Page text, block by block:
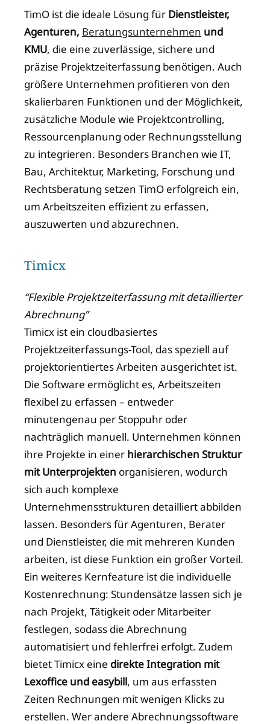
TimO ist die ideale Lösung für Dienstleister,
Agenturen, Beratungsunternehmen und
KMU, die eine zuverlässige, sichere und
präzise Projektzeiterfassung benötigen. Auch
größere Unternehmen profitieren von den
skalierbaren Funktionen und der Möglichkeit,
zusätzliche Module wie Projektcontrolling,
Ressourcenplanung oder Rechnungsstellung
zu integrieren. Besonders Branchen wie IT,
Bau, Architektur, Marketing, Forschung und
Rechtsberatung setzen TimO erfolgreich ein,
um Arbeitszeiten effizient zu erfassen,
auszuwerten und abzurechnen.
Timicx
“Flexible Projektzeiterfassung mit detaillierter
Abrechnung”
Timicx ist ein cloudbasiertes
Projektzeiterfassungs-Tool, das speziell auf
projektorientiertes Arbeiten ausgerichtet ist.
Die Software ermöglicht es, Arbeitszeiten
flexibel zu erfassen – entweder
minutengenau per Stoppuhr oder
nachträglich manuell. Unternehmen können
ihre Projekte in einer hierarchischen Struktur
mit Unterprojekten organisieren, wodurch
sich auch komplexe
Unternehmensstrukturen detailliert abbilden
lassen. Besonders für Agenturen, Berater
und Dienstleister, die mit mehreren Kunden
arbeiten, ist diese Funktion ein großer Vorteil.
Ein weiteres Kernfeature ist die individuelle
Kostenrechnung: Stundensätze lassen sich je
nach Projekt, Tätigkeit oder Mitarbeiter
festlegen, sodass die Abrechnung
automatisiert und fehlerfrei erfolgt. Zudem
bietet Timicx eine direkte Integration mit
Lexoffice und easybill, um aus erfassten
Zeiten Rechnungen mit wenigen Klicks zu
erstellen. Wer andere Abrechnungssoftware